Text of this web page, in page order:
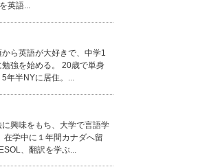
英語...
ら英語が大好きで、中学1
勉強を始める。 20歳で単身
年半NYに居住。...
に興味をもち、大学で言語学
在学中に１年間カナダへ留
、翻訳を学ぶ...